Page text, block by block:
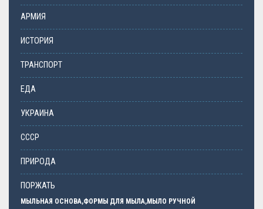
АРМИЯ
ИСТОРИЯ
ТРАНСПОРТ
ЕДА
УКРАИНА
СССР
ПРИРОДА
ПОРЖАТЬ
МЫЛЬНАЯ ОСНОВА,ФОРМЫ ДЛЯ МЫЛА,МЫЛО РУЧНОЙ